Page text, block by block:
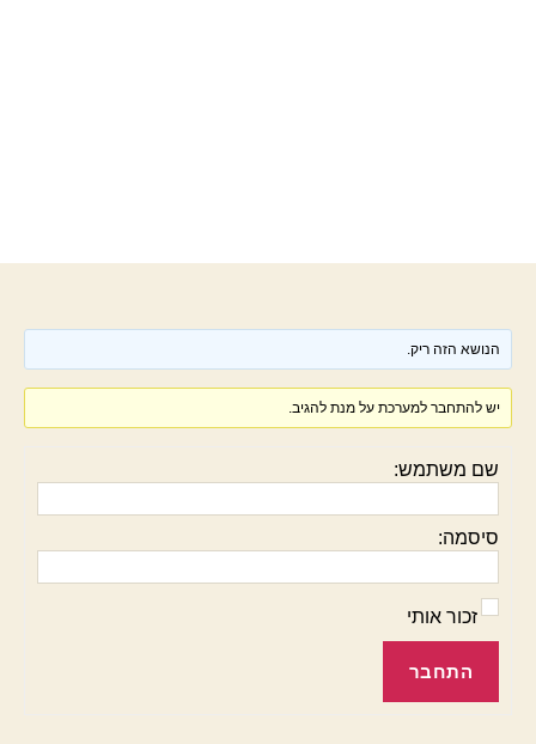
הנושא הזה ריק.
יש להתחבר למערכת על מנת להגיב.
שם משתמש:
סיסמה:
זכור אותי
התחבר